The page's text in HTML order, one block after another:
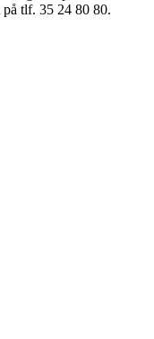
tlf. 35 24 80 80.